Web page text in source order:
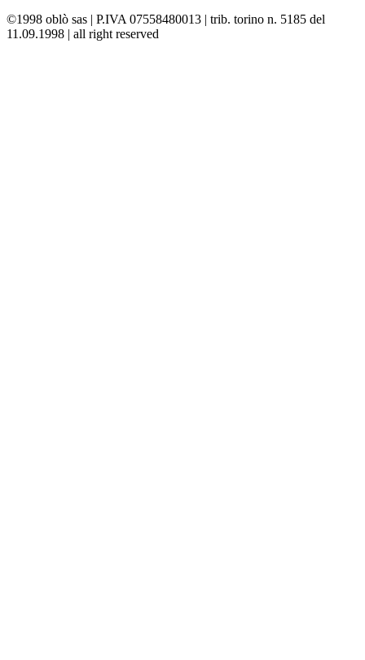
©1998 oblò sas | P.IVA 07558480013 | trib. torino n. 5185 del
11.09.1998 | all right reserved